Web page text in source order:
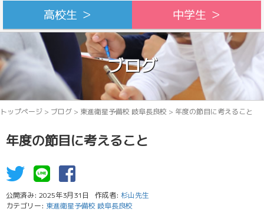
高校生 ＞ 中学生 ＞
ブログ
トップページ > ブログ > 東進衛星予備校 岐阜長良校 > 年度の節目に考えること
年度の節目に考えること
公開済み: 2025年3月31日 作成者: 杉山先生
カテゴリー: 東進衛星予備校 岐阜長良校